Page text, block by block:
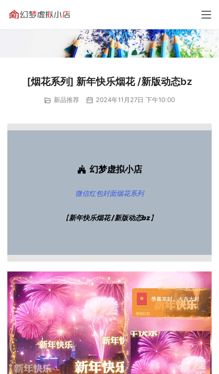
[烟花系列] 新年快乐烟花 /新版动态bz
新品推荐 2024年11月27日 下午10:00
幻梦虚拟小店
微信红包封面烟花系列
【新年快乐烟花 /新版动态bz】